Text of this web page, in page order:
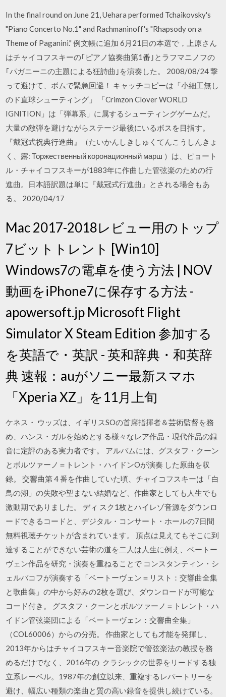
In the final round on June 21, Uehara performed Tchaikovsky's
"Piano Concerto No.1" and Rachmaninoff's "Rhapsody on a
Theme of Paganini." 例文帳に追加 6月21日の本選で，上原さん
はチャイコフスキーの｢ピアノ協奏曲第1番｣とラフマニノフの
｢パガニーニの主題による狂詩曲｣を演奏した。 2008/08/24 撃
って避けて、ボムで緊急回避！ キャッチコピーは「小細工無し
のド直球シューティング」 「Crimzon Clover WORLD
IGNITION」は「弾幕系」に属するシューティングゲームだ。
大量の敵弾を避けながらステージ最後にいるボスを目指す。
『戴冠式祝典行進曲』（たいかんしきしゅくてんこうしんきょ
く、露: Торжественный коронационный марш ）は、ピョート
ル・チャイコフスキーが1883年に作曲した管弦楽のための行
進曲。日本語訳題は単に『戴冠式行進曲』とされる場合もあ
る。 2020/04/17
Mac 2017-2018レビュー用のトップ
7ビットトレント [Win10]
Windows7の電卓を使う方法 | NOV
動画をiPhone7に保存する方法 -
apowersoft.jp Microsoft Flight
Simulator X Steam Edition 参加する
を英語で・英訳 - 英和辞典・和英辞
典 速報：auがソニー最新スマホ
「Xperia XZ」を11月上旬
ケネス・ ウッズは、イギリスSOの首席指揮者＆芸術監督を務
め、ハンス・ガルを始めとする様々なレア作品・現代作品の録
音に定評のある実力者です。 アルバムには、グスタフ・クーン
とボルツァーノ＝トレント・ハイドンOが演奏 した原曲を収
録。 交響曲第 4 番を作曲していた頃、チャイコフスキーは「白
鳥の湖」の失敗や望まない結婚など、作曲家としても人生でも
激動期でありました。 ディ スク1枚とハイレゾ音源をダウンロ
ードできるコードと、デジタル・コンサート・ホールの7日間
無料視聴チケットが含まれています。 頂点は見えてもそこに到
達することができない芸術の道を二人は人生に例え、ベートー
ヴェン作品を研究・演奏を重ねることで コンスタンティン・シ
ェルバコフが演奏する「ベートーヴェン＝リスト：交響曲全集
と歌曲集」の中から好みの2枚を選び、ダウンロードが可能な
コード付き。 グスタフ・クーンとボルツァーノ＝トレント・ハ
イドン管弦楽団による「ベートーヴェン：交響曲全集」
（COL60006）からの分売。 作曲家としても才能を発揮し、
2013年からはチャイコフスキー音楽院で管弦楽法の教授を務
めるだけでなく、2016年の クラシックの世界をリードする独
立系レーベル。1987年の創立以来、重複するレパートリーを
避け、幅広い種類の楽曲と質の高い録音を提供し続けている。